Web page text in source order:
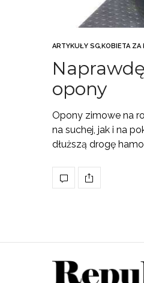
ARTYKUŁY SG,KOBIETA ZA
opony
Opony zimowe na
na suchej, jak i na
dłuższą drogę